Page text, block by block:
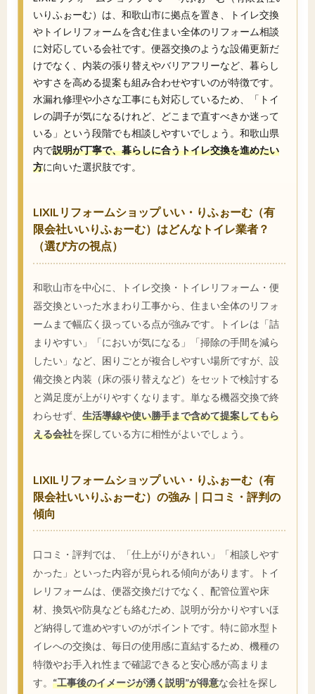
いりふぉーむ）は、和歌山市に拠点を置き、トイレ交換
やトイレリフォームを含む住まい全体のリフォーム相談
に対応している会社です。便器交換のような設備更新だ
けでなく、内装の張り替えやバリアフリーなど、暮らし
やすさを高める提案も組み合わせやすいのが特徴です。
水漏れ修理や小さな工事にも対応しているため、「トイ
レの調子が気になるけれど、どこまで直すべきか迷って
いる」という段階でも相談しやすいでしょう。和歌山県
内で説明が丁寧で、暮らしに合うトイレ交換を進めたい
方に向いた選択肢です。
LIXILリフォームショップ いい・りふぉーむ（有
限会社いいりふぉーむ）はどんなトイレ業者？
（選び方の視点）
和歌山市を中心に、トイレ交換・トイレリフォーム・便
器交換といった水まわり工事から、住まい全体のリフォ
ームまで幅広く扱っている点が強みです。トイレは「詰
まりやすい」「においが気になる」「掃除の手間を減ら
したい」など、困りごとが複合しやすい場所ですが、設
備交換と内装（床の張り替えなど）をセットで検討する
と満足度が上がりやすくなります。単なる機器交換で終
わらせず、 生活導線や使い勝手まで含めて提案してもら
える会社を探している方に相性がよいでしょう。
LIXILリフォームショップ いい・りふぉーむ（有
限会社いいりふぉーむ）の強み｜口コミ・評判の
傾向
口コミ・評判では、「仕上がりがきれい」「相談しやす
かった」といった内容が見られる傾向があります。トイ
レリフォームは、便器交換だけでなく、配管位置や床
材、換気や防臭なども絡むため、説明が分かりやすいほ
ど納得して進めやすいのがポイントです。特に節水型ト
イレへの交換は、毎日の使用感に直結するため、機種の
特徴やお手入れ性まで確認できると安心感が高まりま
す。 “工事後のイメージが湧く説明”が得意な会社を探し